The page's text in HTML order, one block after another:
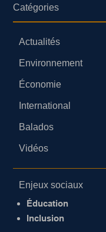
Catégories
Actualités
Environnement
Économie
International
Balados
Vidéos
Enjeux sociaux
Éducation
Inclusion